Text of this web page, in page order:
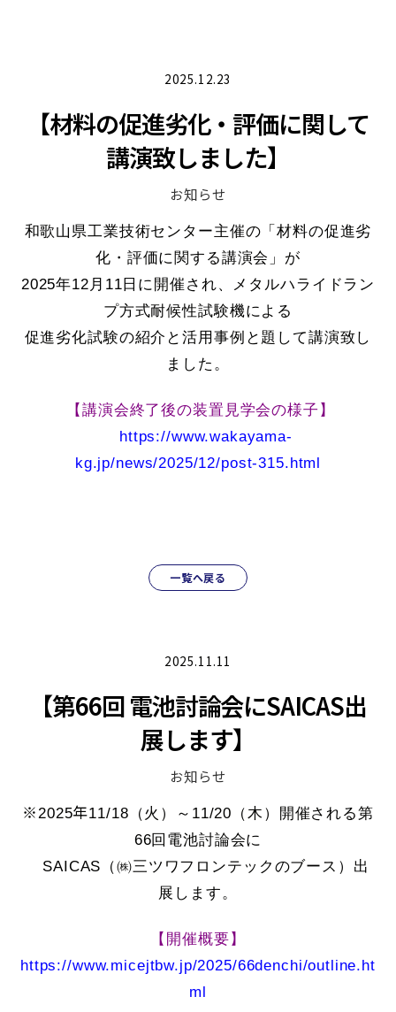
2025.12.23
【材料の促進劣化・評価に関して
講演致しました】
お知らせ
和歌山県工業技術センター主催の「材料の促進劣
化・評価に関する講演会」が
2025年12月11日 に開催され、
メタルハライドラン
プ方式耐候性試験機による
促進劣化試験の紹介と活用事例と題して講演致し
ました。
【講演会終了後の装置見学会の様子】
https://www.wakayama-
kg.jp/news/2025/12/post-315.html
一覧へ戻る
2025.11.11
【第66回 電池討論会にSAICAS出
展します】
お知らせ
※2025年11/18（火）～11/20（木）開催される第
66回電池討論会に
SAICAS（㈱三ツワフロンテックのブース）出
展します。
【開催概要】
https://www.micejtbw.jp/2025/66denchi/outline.ht
ml